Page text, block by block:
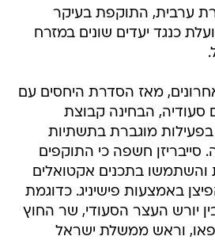
ערבית, התוקפת בעיקר
כנגד יעדים שונים במזרח
מאז הסדרת היחסים עם
סעודיה, הבחינה קבוצת
בפעילות מוגברת בתשתיות
חשפה כי התוקפים
והשתמשו בתכנים אקטואלים
באמצעות פישיניג. כדוגמת
יורש העצר הסעודי, שר החוץ
וראש ממשלת ישראל